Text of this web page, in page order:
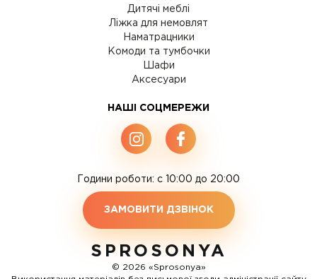
Дитячі меблі
Ліжка для немовлят
Наматрацники
Комоди та тумбочки
Шафи
Аксесуари
НАШІ СОЦМЕРЕЖИ
Години роботи: c 10:00 до 20:00
ЗАМОВИТИ ДЗВІНОК
SPROSONYA
© 2026 «Sprosonya»